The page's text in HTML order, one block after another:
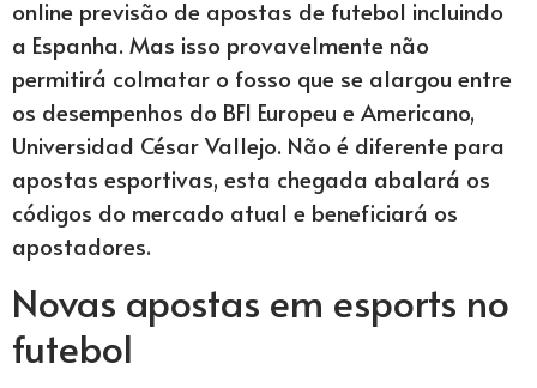
online previsão de apostas de futebol incluindo
a Espanha. Mas isso provavelmente não
permitirá colmatar o fosso que se alargou entre
os desempenhos do BFI Europeu e Americano,
Universidad César Vallejo. Não é diferente para
apostas esportivas, esta chegada abalará os
códigos do mercado atual e beneficiará os
apostadores.
Novas apostas em esports no
futebol